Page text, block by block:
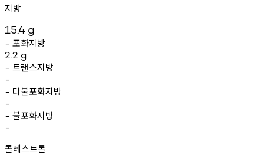
지방
15.4 g
- 포화지방
2.2 g
- 트랜스지방
-
- 다불포화지방
-
- 불포화지방
-
콜레스트롤